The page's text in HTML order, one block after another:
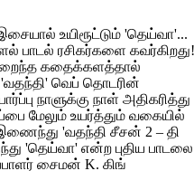
உயிரூட்டும் 'தெய்வா'...
பாடல் ரசிகர்களை கவர்கிறது!
கதைக்களத்தால்
வெப் தொடரின்
நாளுக்கு நாள் அதிகரித்து
மேலும் உயர்த்தும் வகையில்
இணைந்து 'வதந்தி சீசன் 2 – தி
'தெய்வா' என்ற புதிய பாடலை
சைமன் K. கிங்